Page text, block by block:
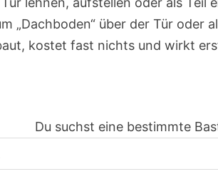
„Dachboden“ über der Tür oder
kostet fast nichts und wirkt
Du suchst eine bestimmte